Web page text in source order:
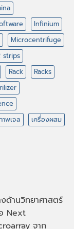
Infinium
Microcentrifuge
strips
Rack
Racks
าพเจล เครื่องผสม
ด้านวิทยาศาสตร์
Next
จาก